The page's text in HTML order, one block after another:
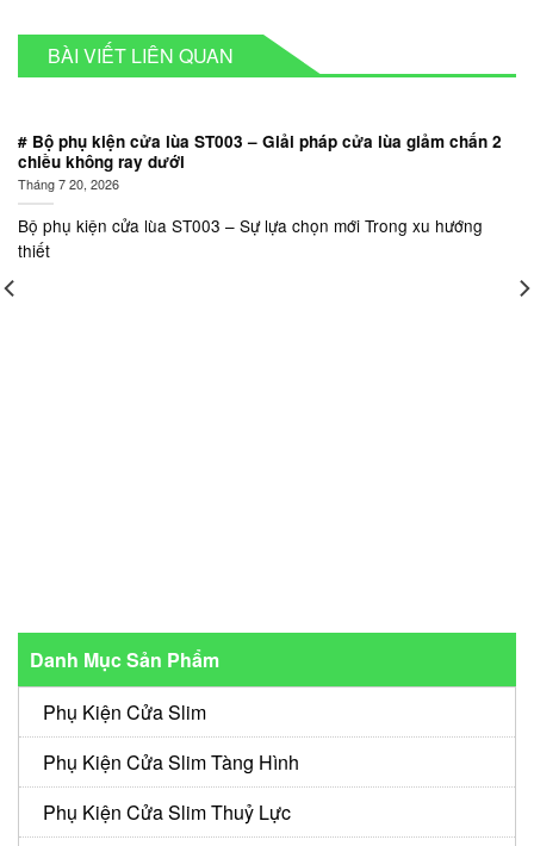
BÀI VIẾT LIÊN QUAN
# Bộ phụ kiện cửa lùa ST003 – Giải pháp cửa lùa giảm chấn 2
chiều không ray dưới
Tháng 7 20, 2026
Bộ phụ kiện cửa lùa ST003 – Sự lựa chọn mới Trong xu hướng
thiết
Danh Mục Sản Phẩm
Phụ Kiện Cửa Slim
Phụ Kiện Cửa Slim Tàng Hình
Phụ Kiện Cửa Slim Thuỷ Lực